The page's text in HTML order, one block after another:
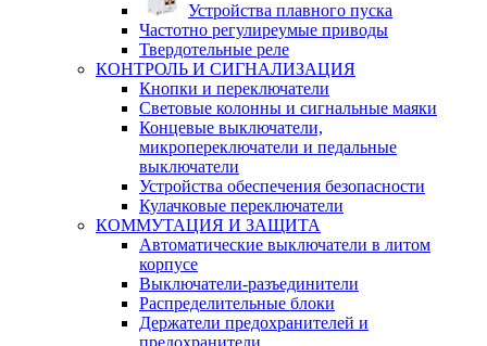
Устройства плавного пуска
Частотно регулиреумые приводы
Твердотельные реле
КОНТРОЛЬ И СИГНАЛИЗАЦИЯ
Кнопки и переключатели
Световые колонны и сигнальные маяки
Концевые выключатели,
микропереключатели и педальные
выключатели
Устройства обеспечения безопасности
Кулачковые переключатели
КОММУТАЦИЯ И ЗАЩИТА
Автоматические выключатели в литом
корпусе
Выключатели-разъединители
Распределительные блоки
Держатели предохранителей и
предохранители